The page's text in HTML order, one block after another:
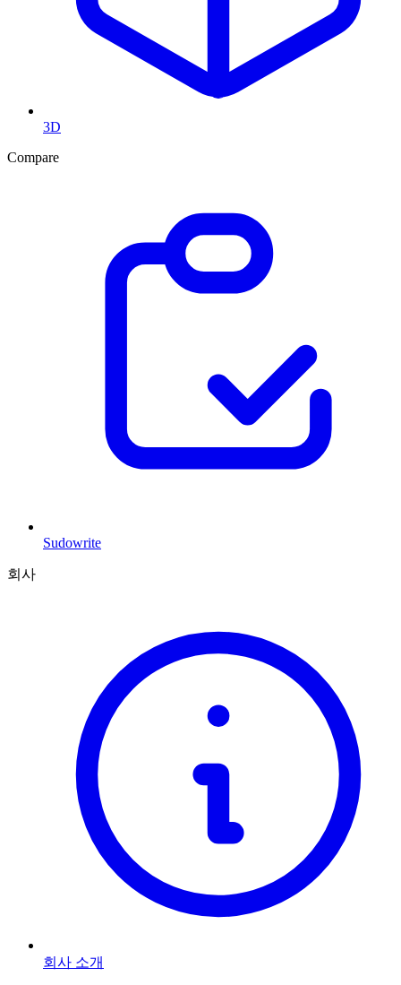
3D
Compare
Sudowrite
회사
회사 소개